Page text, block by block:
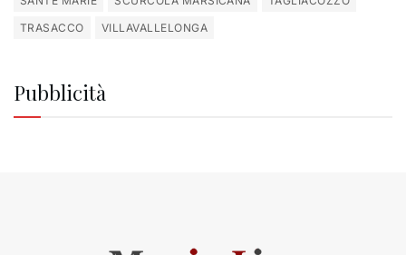
TRASACCO
VILLAVALLELONGA
Pubblicità